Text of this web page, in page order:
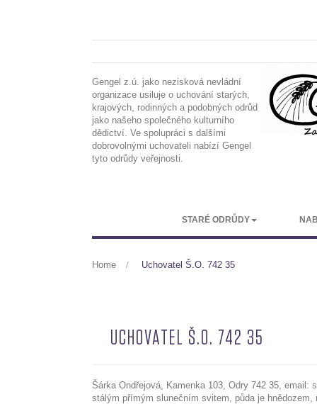
Gengel z.ú. jako nezisková nevládní
organizace usiluje o uchování starých,
krajových, rodinných a podobných odrůd
jako našeho společného kulturního
dědictví. Ve spolupráci s dalšími
dobrovolnými uchovateli nabízí Gengel
tyto odrůdy veřejnosti.
STARÉ ODRŮDY
Home > Uchovatel Š.O. 742 35
UCHOVATEL Š.O. 742 35
Šárka Ondřejová, Kamenka 103, Odry 742 35,
stálým přímým slunečním svitem, půda je